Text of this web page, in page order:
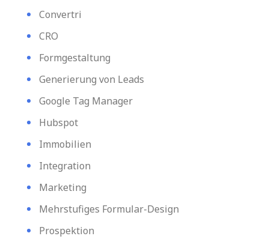
Convertri
CRO
Formgestaltung
Generierung von Leads
Google Tag Manager
Hubspot
Immobilien
Integration
Marketing
Mehrstufiges Formular-Design
Prospektion